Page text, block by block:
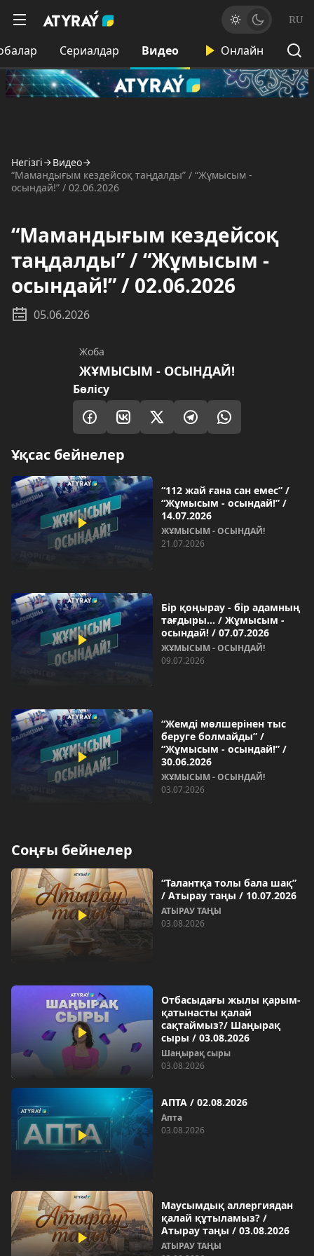
RU
Сериалдар Видео Онлайн
Негізгі
Видео
“Мамандығым кездейсоқ таңдалды” / “Жұмысым -
осындай!” / 02.06.2026
“Мамандығым кездейсоқ
таңдалды” / “Жұмысым -
осындай!” / 02.06.2026
05.06.2026
Жоба
ЖҰМЫСЫМ - ОСЫНДАЙ!
Бөлісу
Ұқсас бейнелер
“112 жай ғана сан емес” /
“Жұмысым - осындай!” /
14.07.2026
ЖҰМЫСЫМ - ОСЫНДАЙ!
21.07.2026
Бір қоңырау - бір адамның
тағдыры… / Жұмысым -
осындай! / 07.07.2026
ЖҰМЫСЫМ - ОСЫНДАЙ!
09.07.2026
“Жемді мөлшерінен тыс
беруге болмайды” /
“Жұмысым - осындай!” /
30.06.2026
ЖҰМЫСЫМ - ОСЫНДАЙ!
03.07.2026
Соңғы бейнелер
“Талантқа толы бала шақ”
/ Атырау таңы / 10.07.2026
АТЫРАУ ТАҢЫ
03.08.2026
Отбасыдағы жылы қарым-
қатынасты қалай
сақтаймыз?/ Шаңырақ
сыры / 03.08.2026
Шаңырақ сыры
03.08.2026
АПТА / 02.08.2026
Апта
03.08.2026
Маусымдық аллергиядан
қалай құтыламыз? /
Атырау таңы / 03.08.2026
АТЫРАУ ТАҢЫ